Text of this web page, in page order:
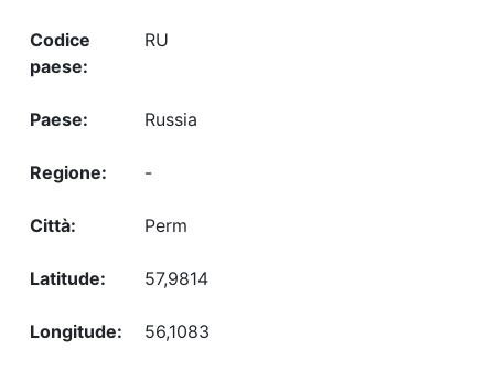
RU
Russia
-
Perm
57,9814
56,1083